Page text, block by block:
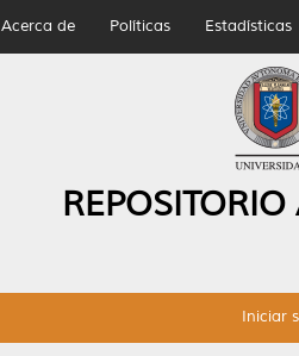
Acerca de Políticas Estadísticas
Iniciar